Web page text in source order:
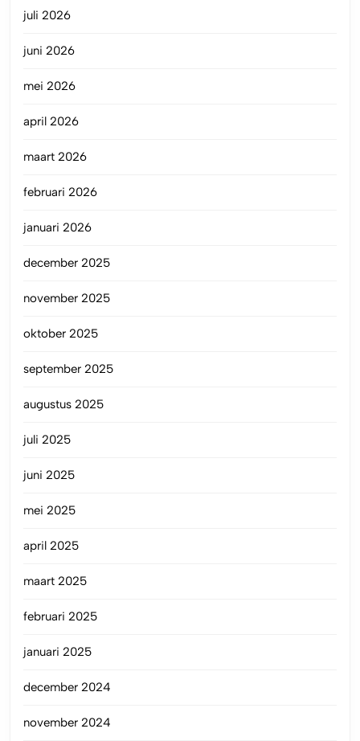
juli 2026
juni 2026
mei 2026
april 2026
maart 2026
februari 2026
januari 2026
december 2025
november 2025
oktober 2025
september 2025
augustus 2025
juli 2025
juni 2025
mei 2025
april 2025
maart 2025
februari 2025
januari 2025
december 2024
november 2024